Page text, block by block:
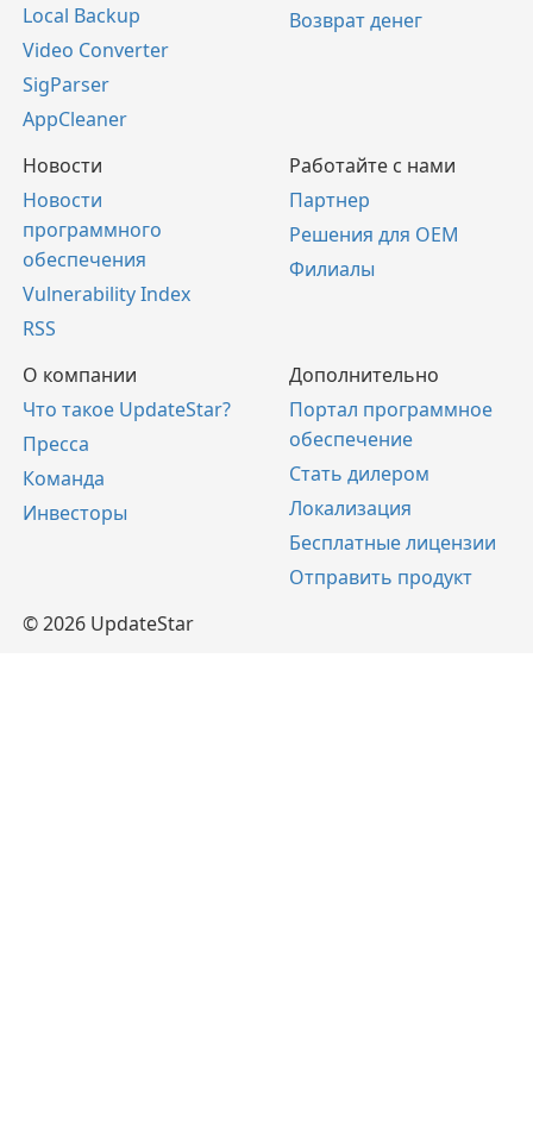
Local Backup
Video Converter
SigParser
AppCleaner
Возврат денег
Новости
Новости
программного
обеспечения
Vulnerability Index
RSS
Работайте с нами
Партнер
Решения для OEM
Филиалы
О компании
Что такое UpdateStar?
Пресса
Команда
Инвесторы
Дополнительно
Портал программное
обеспечение
Стать дилером
Локализация
Бесплатные лицензии
Отправить продукт
© 2026 UpdateStar